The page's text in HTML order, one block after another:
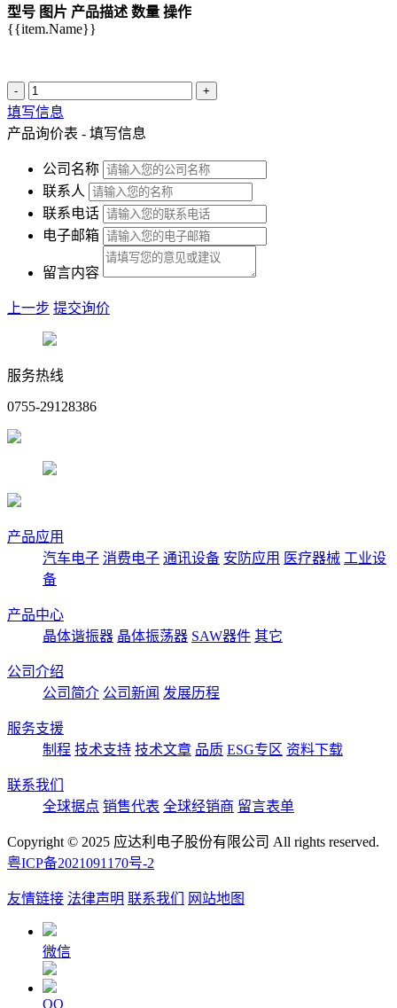
型号 图片 产品描述 数量 操作
{{item.Name}}
- +
填写信息
产品询价表 - 填写信息
公司名称
联系人
联系电话
电子邮箱
留言内容
上一步 提交询价
服务热线
0755-29128386
产品应用
汽车电子 消费电子 通讯设备 安防应用 医疗器械 工业设
备
产品中心
晶体谐振器 晶体振荡器 SAW器件 其它
公司介绍
公司简介 公司新闻 发展历程
服务支援
制程 技术支持 技术文章 品质 ESG专区 资料下载
联系我们
全球据点 销售代表 全球经销商 留言表单
Copyright © 2025 应达利电子股份有限公司 All rights reserved.
粤ICP备2021091170号-2
友情链接 法律声明 联系我们 网站地图
微信
QQ